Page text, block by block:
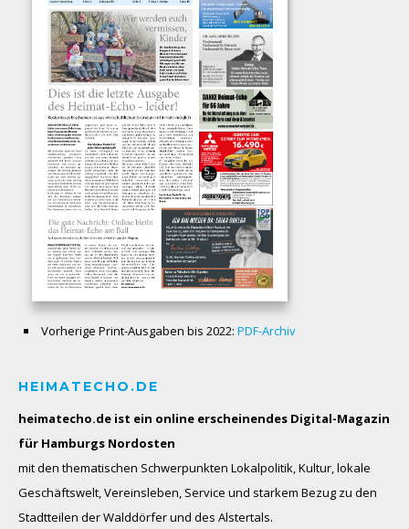
Vorherige Print-Ausgaben bis 2022: PDF-Archiv
HEIMATECHO.DE
heimatecho.de ist ein online erscheinendes Digital-Magazin
für Hamburgs Nordosten
mit den thematischen Schwerpunkten Lokalpolitik, Kultur, lokale
Geschäftswelt, Vereinsleben, Service und starkem Bezug zu den
Stadtteilen der Walddörfer und des Alstertals.